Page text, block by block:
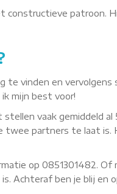
constructieve patroon.
te vinden en
ik mijn best voor!
vaak gemiddeld
twee partners te laat
op 0851301482.
is. Achteraf ben je blij en